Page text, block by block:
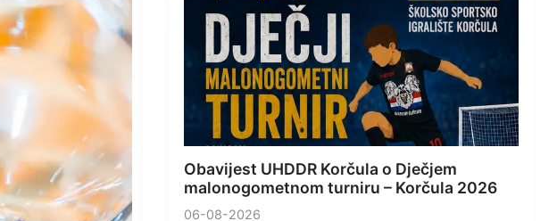
Obavijest UHDDR Korčula o Dječjem
malonogometnom turniru – Korčula 2026
06-08-2026